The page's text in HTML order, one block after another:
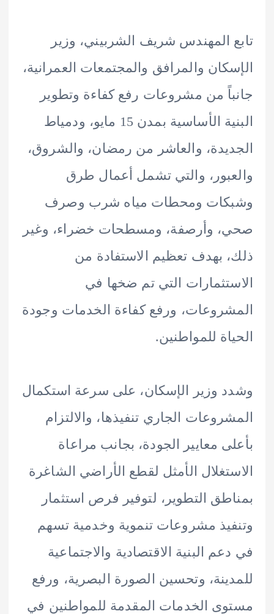
المهندس شريف الشربيني، وزير
والمرافق والمجتمعات العمرانية،
من مشروعات رفع كفاءة وتطوير
البنية الأساسية بمدن 15 مايو، ودمياط
والعاشر من رمضان، والشروق،
والتي تشمل أعمال طرق
ومحطات مياه شرب وصرف
وأرصفة، ومسطحات خضراء، وغير
بهدف تعظيم الاستفادة من
التي تم ضخها في
ورفع كفاءة الخدمات وجودة
للمواطنين.
وزير الإسكان، على سرعة استكمال
الجاري تنفيذها، والالتزام
معايير الجودة، بجانب مراعاة
الأمثل لقطع الأراضي الشاغرة
التطوير، لتوفير فرص استثمار
مشروعات تنموية وخدمية تسهم
البنية الاقتصادية والاجتماعية
وتحسين الصورة البصرية، ورفع
الخدمات المقدمة للمواطنين في